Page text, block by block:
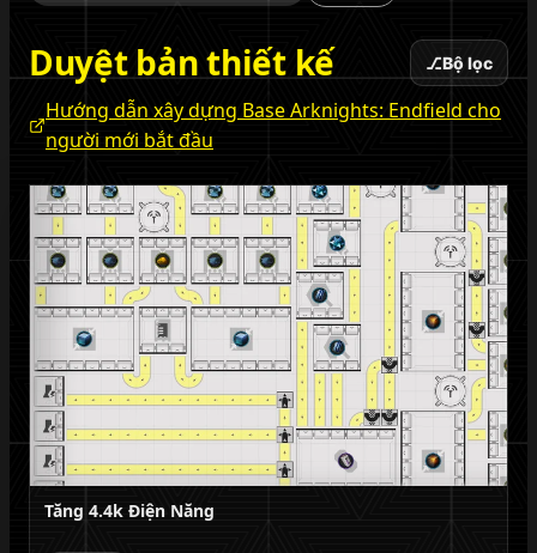
Duyệt bản thiết kế ⎇Bộ lọc
Hướng dẫn xây dựng Base Arknights: Endfield cho
người mới bắt đầu
Tăng 4.4k Điện Năng